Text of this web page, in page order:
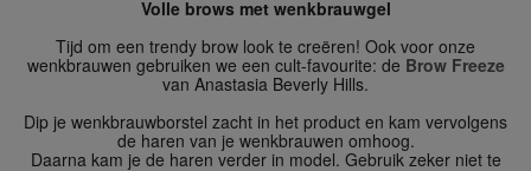
Volle brows met wenkbrauwgel
Tijd om een trendy brow look te creëren! Ook voor onze
wenkbrauwen gebruiken we een cult-favourite: de Brow Freeze
van Anastasia Beverly Hills.
Dip je wenkbrauwborstel zacht in het product en kam vervolgens
de haren van je wenkbrauwen omhoog.
Daarna kam je de haren verder in model. Gebruik zeker niet te